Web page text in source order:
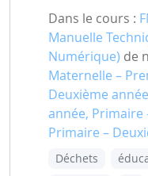
Dans le cours :
Manuelle
Numérique) de
Maternelle –
Deuxième
année, Primaire
Primaire –
Déchets